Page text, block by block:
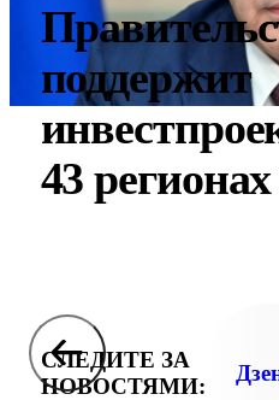
поддержит
43 регионах
СЛЕДИТЕ ЗА
НОВОСТЯМИ: